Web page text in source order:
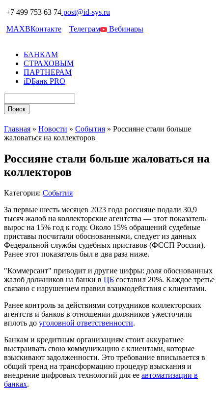
+7 499 753 63 74 post@id-sys.ru
MAXВКонтакте Телеграм Вебинары
БАНКАМ
СТРАХОВЫМ
ПАРТНЕРАМ
iDБанк PRO
Главная » Новости » События » Россияне стали больше
жаловаться на коллекторов
Россияне стали больше жаловаться на
коллекторов
Категория: События
За первые шесть месяцев 2023 года россияне подали 30,9
тысяч жалоб на коллекторские агентства — этот показатель
вырос на 15% год к году. Около 15% обращений судебные
приставы посчитали обоснованными, следует из данных
Федеральной службы судебных приставов (ФССП России).
Ранее этот показатель был в два раза ниже.
"Коммерсант" приводит и другие цифры: доля обоснованных
жалоб должников на банки в ЦБ составил 20%. Каждое третье
связано с нарушением правил взаимодействия с клиентами.
Ранее контроль за действиями сотрудников коллекторских
агентств и банков в отношении должников ужесточили
вплоть до уголовной ответственности.
Банкам и кредитным организациям стоит аккуратнее
выстраивать свою коммуникацию с клиентами, которые
взыскивают задолженности. Это требование вписывается в
общий тренд на трансформацию процедур взыскания и
внедрение цифровых технологий для ее автоматизации в
банках.